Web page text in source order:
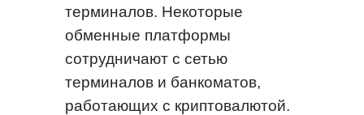
терминалов. Некоторые
обменные платформы
сотрудничают с сетью
терминалов и банкоматов,
работающих с криптовалютой.